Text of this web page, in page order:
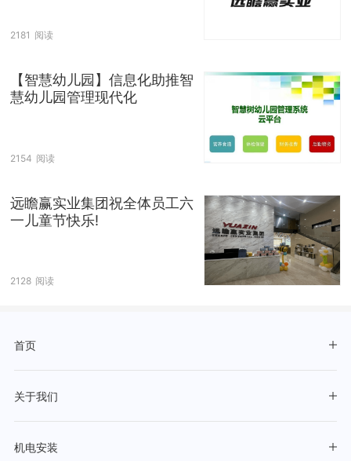
2181 阅读
【智慧幼儿园】信息化助推智
慧幼儿园管理现代化
2154 阅读
远瞻赢实业集团祝全体员工六
一儿童节快乐!
2128 阅读
首页
关于我们
机电安装